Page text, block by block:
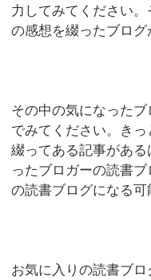
力してみてください
の感想を綴ったブログ
その中の気になった
でみてください。き
綴ってある記事があ
ったブロガーの読書
の読書ブログになる可
お気に入りの読書ブ